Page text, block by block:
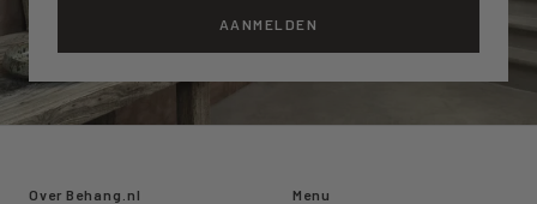
AANMELDEN
Over Behang.nl Menu